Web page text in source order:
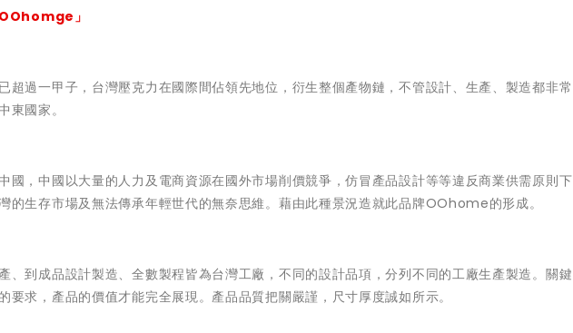
」
超過一甲子，台灣壓克力在國際間佔領先地位，衍生整個產物鏈，不管設計、生產、製造都非常
東國家。
國，中國以大量的人力及電商資源在國外市場削價競爭，仿冒產品設計等等違反商業供需原則下
的生存市場及無法傳承年輕世代的無奈思維。藉由此種景況造就此品牌OOhome的形成。
、到成品設計製造、全數製程皆為台灣工廠，不同的設計品項，分列不同的工廠生產製造。關鍵
要求，產品的價值才能完全展現。產品品質把關嚴謹，尺寸厚度誠如所示。